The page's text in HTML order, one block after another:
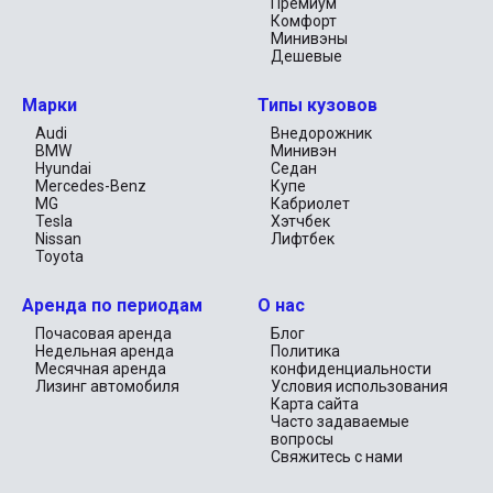
исследовать все уголки Дубая и Абу-Даби. Если вы
планируете более продолжительное пребывание,
недельная цена в 2799 AED c пробегом в 1500 км или
месячная за 7999 AED и 4500 км сделают ваше путешествие
Заключение
Tesla Model 3 — это не просто автомобиль. Это ваш
персональный билет в мир инноваций и стиля, который
позволит вам гармонично слиться с динамикой и
разнообразием жизни в ОАЭ. Забронируйте эту
белоснежную красавицу и прикоснитесь к будущему уже
сегодня, исследуя всё великолепие, которое предлагают
Дубай и Абу-Даби.
Комфорт
Минивэны
Дешевые
Марки
Audi
BMW
Hyundai
Mercedes-Benz
MG
Tesla
Nissan
Toyota
Типы кузовов
Внедорожник
Минивэн
Седан
Купе
Кабриолет
Хэтчбек
Лифтбек
Аренда по периодам
Почасовая аренда
Недельная аренда
Месячная аренда
Лизинг автомобиля
О нас
Блог
Политика
конфиденциальности
Условия использования
Карта сайта
Часто задаваемые
вопросы
Свяжитесь с нами